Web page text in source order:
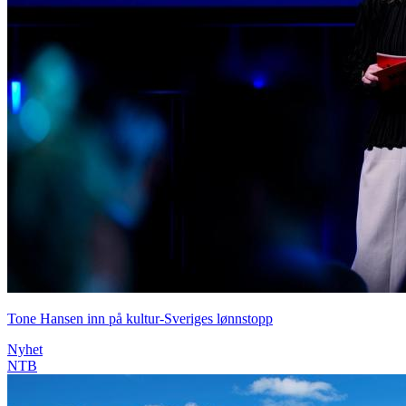
Tone Hansen inn på kultur-Sveriges lønnstopp
Nyhet
NTB